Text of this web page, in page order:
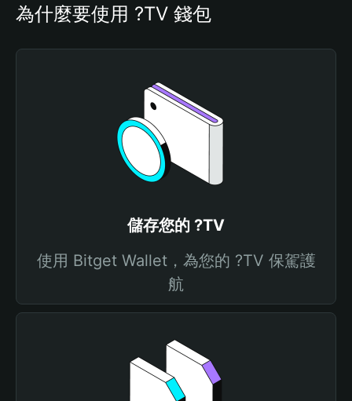
為什麼要使用 ?TV 錢包
儲存您的 ?TV
使用 Bitget Wallet，為您的 ?TV 保駕護
航